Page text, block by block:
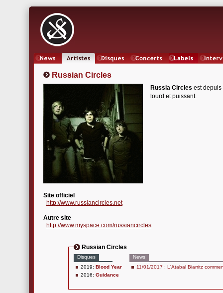
Russian Circles
Russia Circles est
lourd et puissant.
Site officiel
http://www.russiancircles.net
Autre site
http://www.myspace.com/russiancircles
Russian Circles
Disques
2019: Blood Year
2016: Guidance
News
11/01/2017 : L'Atabal Biarritz